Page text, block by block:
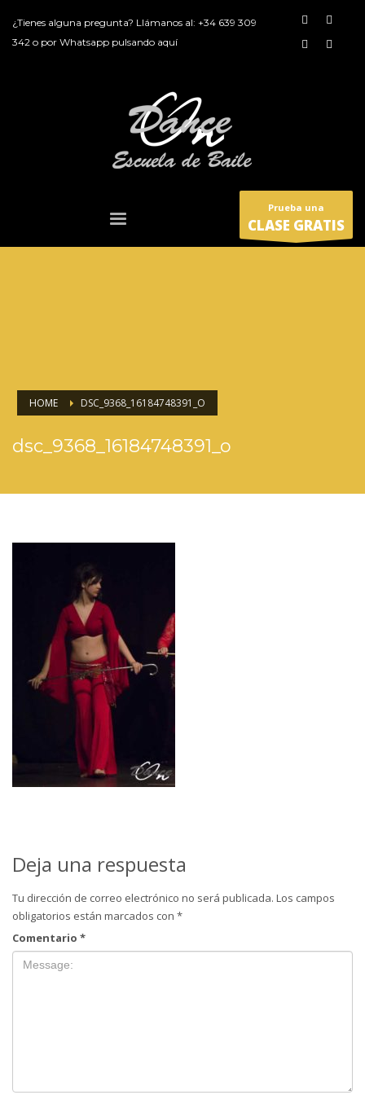
¿Tienes alguna pregunta? Llámanos al: +34 639 309
342 o por Whatsapp pulsando aquí
Prueba una
CLASE GRATIS
HOME DSC_9368_16184748391_O
dsc_9368_16184748391_o
Deja una respuesta
Tu dirección de correo electrónico no será publicada. Los campos
obligatorios están marcados con *
Comentario *